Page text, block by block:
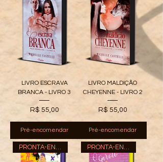
LIVRO ESCRAVA
BRANCA - LIVRO 3
Preço
R$ 55,00
Pré-encomendar
LIVRO MALDIÇÃO
CHEYENNE - LIVRO 2
Preço
R$ 55,00
Pré-encomendar
PRONTA-ENTREGA PRONTA-ENTREGA